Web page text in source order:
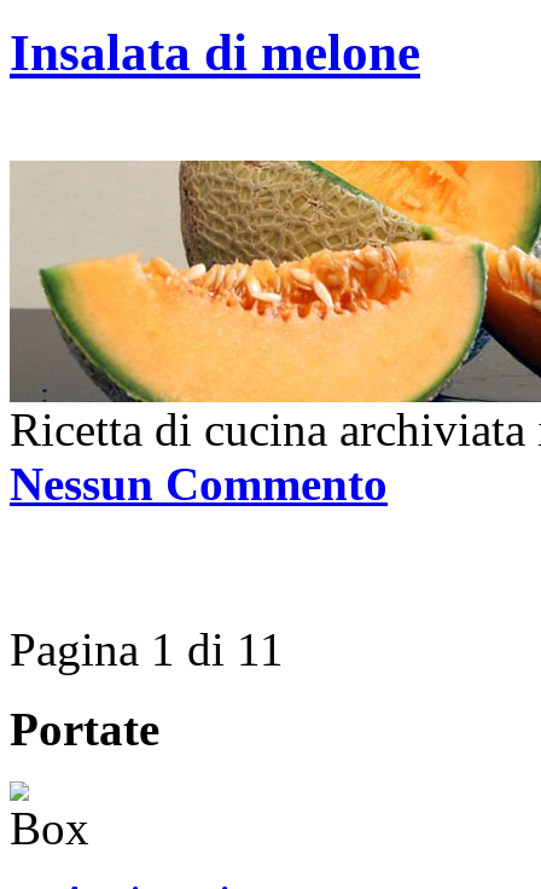
Insalata di melone
Ricetta di cucina
Nessun Commento
Pagina 1 di 11
Portate